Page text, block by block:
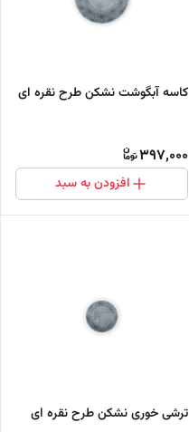
کاسه آبگوشت نشکن طرح نقره ای
397,000
افزودن به سبد
ترشی خوری نشکن طرح نقره ای